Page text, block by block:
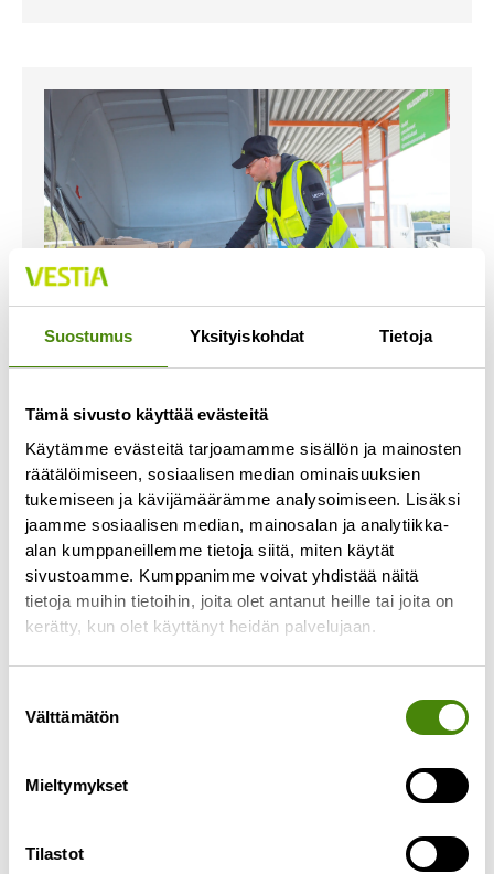
Suostumus Yksityiskohdat Tietoja
Tämä sivusto käyttää evästeitä
Käytämme evästeitä tarjoamamme sisällön ja mainosten
räätälöimiseen, sosiaalisen median ominaisuuksien
tukemiseen ja kävijämäärämme analysoimiseen. Lisäksi
jaamme sosiaalisen median, mainosalan ja analytiikka-
alan kumppaneillemme tietoja siitä, miten käytät
sivustoamme. Kumppanimme voivat yhdistää näitä
tietoja muihin tietoihin, joita olet antanut heille tai joita on
kerätty, kun olet käyttänyt heidän palvelujaan.
valinta
Välttämätön
Mieltymykset
Tilastot
Alavieskan lajittelupihan
henkilökunnan palveluaika
muuttuu
8.6.2026
Alavieskan lajittelupihan henkilökunnan
palveluaika muuttuu 15.6.2026 alkaen. Jatkossa
henkilökuntaa on paikalla vain parillisilla viikoilla
keskiviikkoisin klo 10–12. Aiemmin henkilökuntaa